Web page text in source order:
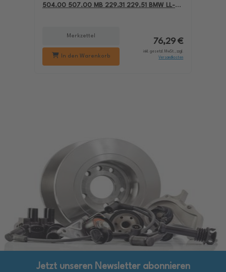
504.00 507.00 MB 229.31 229.51 BMW LL-04
Merkzettel
In den Warenkorb
76,29 €
inkl. gesetzl. MwSt., zzgl.
Versandkosten
Jetzt unseren Newsletter abonnieren